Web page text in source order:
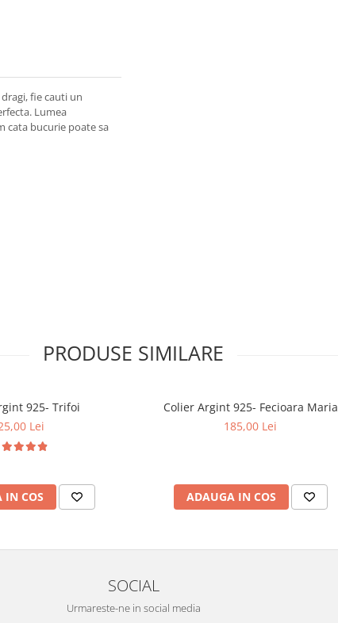
fie cauti un
Lumea
cata bucurie poate sa
PRODUSE SIMILARE
925- Trifoi
Lei
IN COS
Colier Argint 925- Fecioara Maria
185,00 Lei
ADAUGA IN COS
SOCIAL
Urmareste-ne in social media